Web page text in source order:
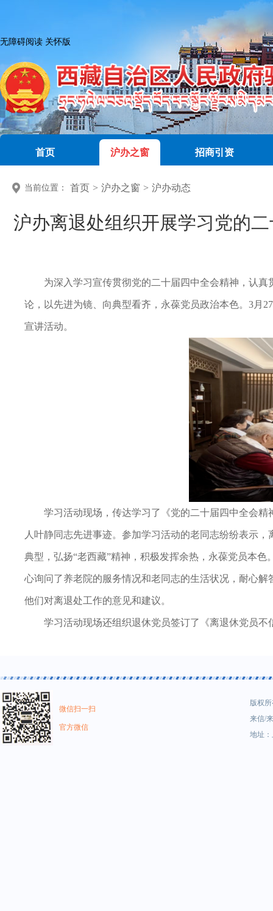
无障碍阅读 关怀版
首页 沪办之窗 招商引资
当前位置： 首页 > 沪办之窗 > 沪办动态
沪办离退处组织开展学习党的
为深入学习宣传贯彻党的二十届四中全会精神，认
论，以先进为镜、向典型看齐，永葆党员政治本色。3月
宣讲活动。
学习活动现场，传达学习了《党的二十届四中全会
人叶静同志先进事迹。参加学习活动的老同志纷纷表示
典型，弘扬“老西藏”精神，积极发挥余热，永葆党员本
心询问了养老院的服务情况和老同志的生活状况，耐心
他们对离退处工作的意见和建议。
学习活动现场还组织退休党员签订了《离退休党员
微信扫一扫
官方微信
版权
来信/
地址